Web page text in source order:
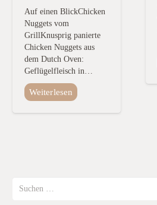
Auf einen BlickChicken
Nuggets vom
GrillKnusprig panierte
Chicken Nuggets aus
dem Dutch Oven:
Geflügelfleisch in…
Weiterlesen
nach: